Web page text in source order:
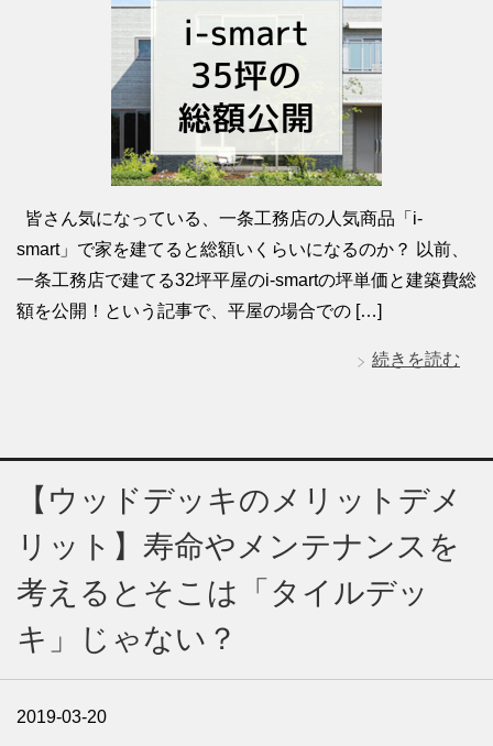
皆さん気になっている、一条工務店の人気商品「i-
smart」で家を建てると総額いくらいになるのか？ 以前、
一条工務店で建てる32坪平屋のi-smartの坪単価と建築費総
額を公開！という記事で、平屋の場合での […]
続きを読む
【ウッドデッキのメリットデメ
リット】寿命やメンテナンスを
考えるとそこは「タイルデッ
キ」じゃない？
2019-03-20